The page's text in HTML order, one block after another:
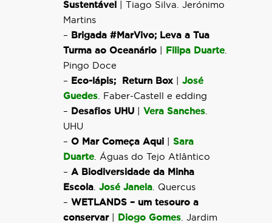
Sustentável
| Tiago Silva. Jerónimo
Martins
– Brigada #MarVivo; Leva a Tua
Turma ao Oceanário
Filipa Duarte.
Pingo Doce
– Eco-lápis; Return Box
José
Guedes. Faber-Castell e edding
– Desafios UHU Vera Sanches.
UHU
– O Mar Começa Aqui
Sara
Duarte. Águas do Tejo Atlântico
– A Biodiversidade da Minha
Escola. José Janela. Quercus
– WETLANDS – um tesouro a
conservar| Diogo Gomes. Jardim